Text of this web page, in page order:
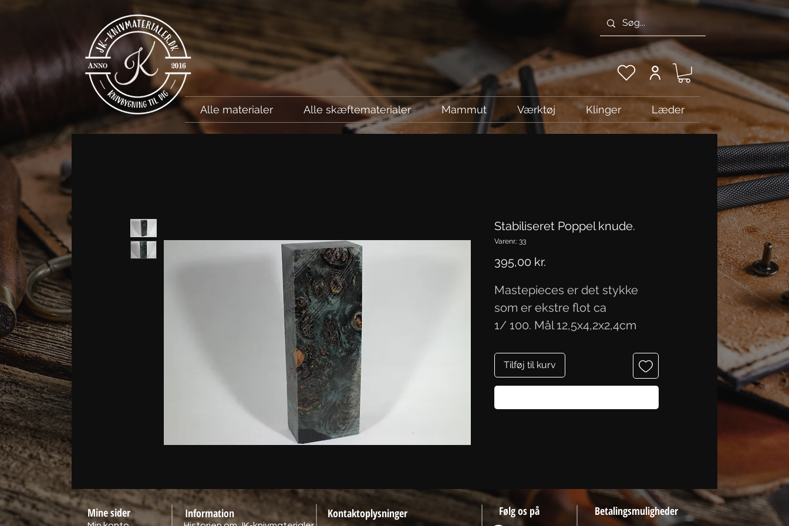
Alle materialer Alle skæftematerialer Mammut Værktøj Klinger Læder
Stabiliseret Poppel knude.
Varenr.: 33
395,00 kr.
Mastepieces er det stykke
som er ekstre flot ca
1/ 100. Mål 12,5x4,2x2,4cm
Tilføj til kurv
Mine sider Information Kontaktoplysninger Følg os på Betalingsmuligheder